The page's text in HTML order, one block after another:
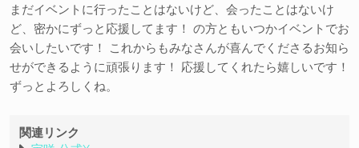
まだイベントに行ったことはないけど、会ったことはないけ
ど、密かにずっと応援してます！ の方ともいつかイベントでお
会いしたいです！ これからもみなさんが喜んでくださるお知ら
せができるように頑張ります！ 応援してくれたら嬉しいです！
ずっとよろしくね。
関連リンク